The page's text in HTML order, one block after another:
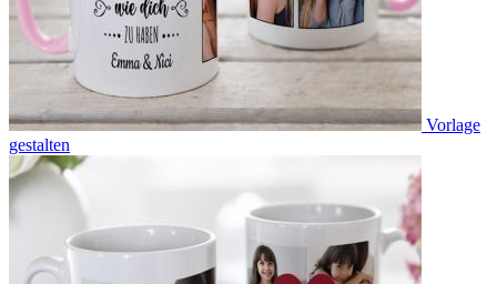
Vorlage
gestalten